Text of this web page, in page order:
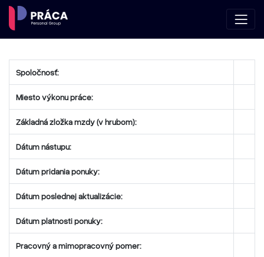
Spoločnosť:
Miesto výkonu práce:
Základná zložka mzdy (v hrubom):
Dátum nástupu:
Dátum pridania ponuky:
Dátum poslednej aktualizácie:
Dátum platnosti ponuky:
Pracovný a mimopracovný pomer: